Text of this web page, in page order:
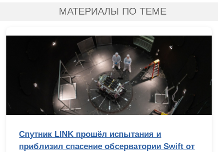
МАТЕРИАЛЫ ПО ТЕМЕ
Спутник LINK прошёл испытания и
приблизил спасение обсерватории Swift от